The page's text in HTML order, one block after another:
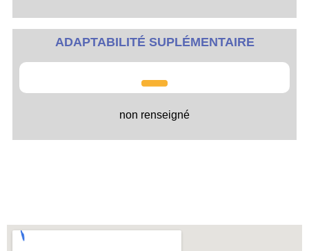
ADAPTABILITÉ SUPLÉMENTAIRE
non renseigné